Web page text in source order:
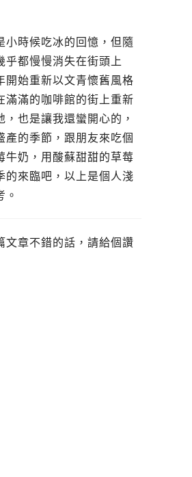
小時候吃冰的回憶，但隨
乎都慢慢消失在街頭上
開始重新以文青懷舊風格
滿滿的咖啡館的街上重新
，也是讓我還蠻開心的，
產的季節，跟朋友來吃個
牛奶，用酸蘇甜甜的草莓
的來臨吧，以上是個人淺
。
文章不錯的話，請給個讚